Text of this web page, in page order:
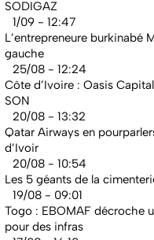
SODIGAZ
1/09 - 12:47
L’entrepreneure burkinabé
gauche
25/08 - 12:24
Côte d’Ivoire : Oasis
SON
20/08 - 13:32
Qatar Airways en
d’Ivoir
20/08 - 10:54
Les 5 géants de la
19/08 - 09:01
Togo : EBOMAF décroche
pour des infras